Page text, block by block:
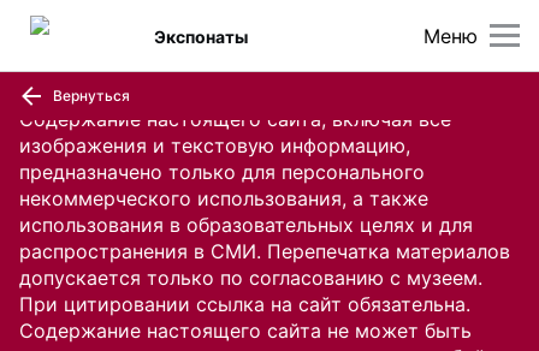
Содержание настоящего сайта, включая все
изображения и текстовую информацию,
предназначено только для персонального
некоммерческого использования, а также
использования в образовательных целях и для
распространения в СМИ. Перепечатка материалов
допускается только по согласованию с музеем.
При цитировании ссылка на сайт обязательна.
Содержание настоящего сайта не может быть
Меню
Экспонаты
Вернуться